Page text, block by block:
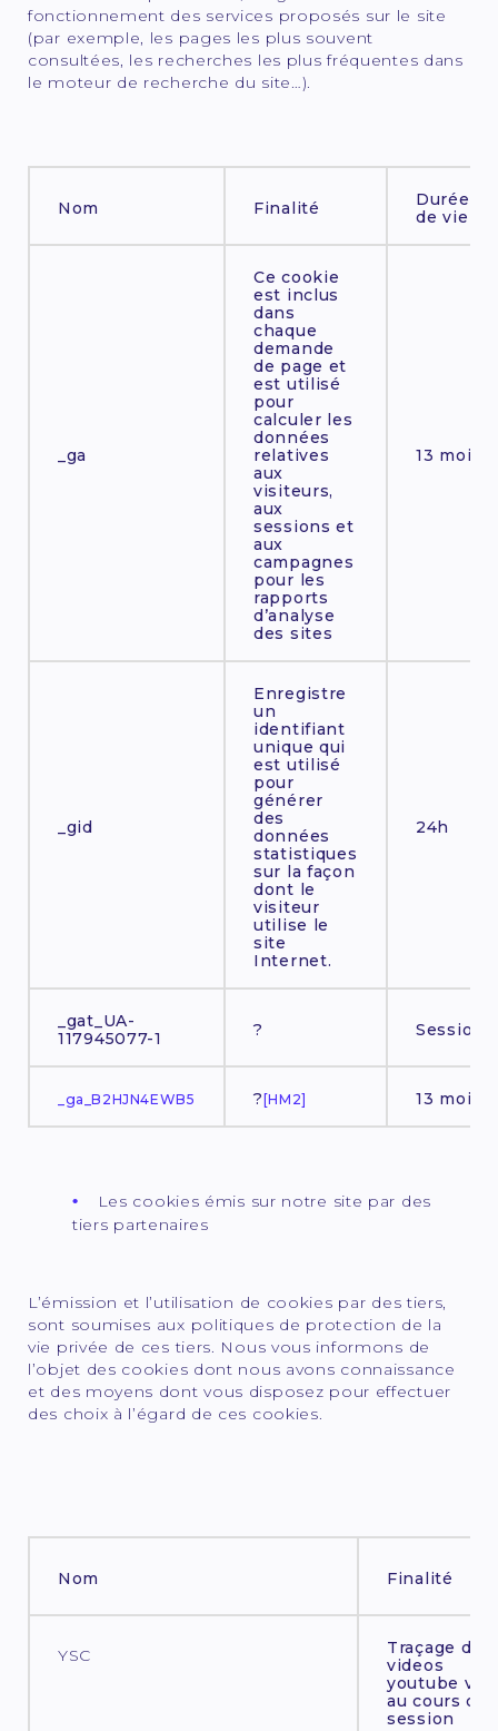
fonctionnement des services proposés sur le site
(par exemple, les pages les plus souvent
consultées, les recherches les plus fréquentes dans
le moteur de recherche du site…).
Nom Finalité
Durée
de vie
_ga
Ce cookie
est inclus
dans
chaque
demande
de page et
est utilisé
pour
calculer les
données
relatives
aux
visiteurs,
aux
sessions et
aux
campagnes
pour les
rapports
d’analyse
des sites
13 mois
_gid
Enregistre
un
identifiant
unique qui
est utilisé
pour
générer
des
données
statistiques
sur la façon
dont le
visiteur
utilise le
site
Internet.
24h
_gat_UA-
117945077-1
? Session
_ga_B2HJN4EWB5 ? [HM2] 13 mois
Les cookies émis sur notre site par des
tiers partenaires
L’émission et l’utilisation de cookies par des tiers,
sont soumises aux politiques de protection de la
vie privée de ces tiers. Nous vous informons de
l’objet des cookies dont nous avons connaissance
et des moyens dont vous disposez pour effectuer
des choix à l’égard de ces cookies.
Nom Finalité
YSC
Traçage des
videos
youtube
au cours
session